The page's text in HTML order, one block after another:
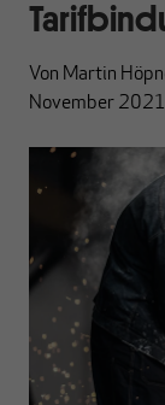
Von Martin
November 2021